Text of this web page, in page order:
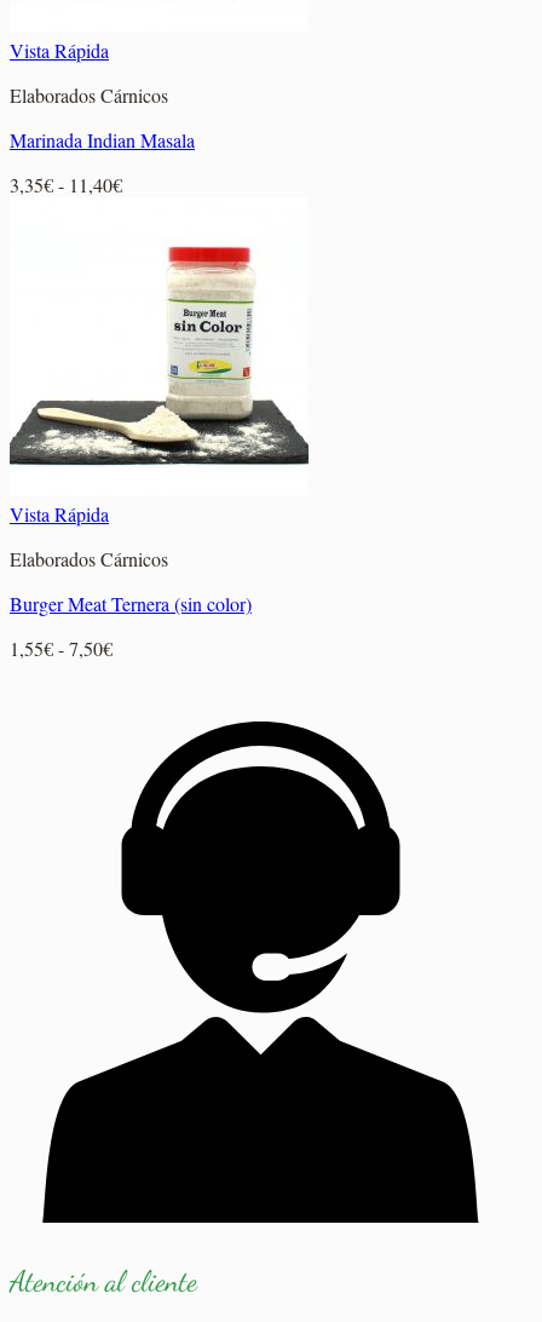
Vista Rápida
Elaborados Cárnicos
Marinada Indian Masala
3,35€- 11,40€Rango
Vista Rápida
Elaborados Cárnicos
Burger Meat Ternera (sin color)
1,55€-7,50€Rango
hasta
7,50€
Atención al cliente